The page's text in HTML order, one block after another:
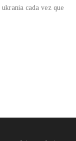
cada vez que